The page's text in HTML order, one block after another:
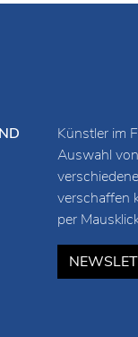
Künstler im
Auswahl
verschaffen
per